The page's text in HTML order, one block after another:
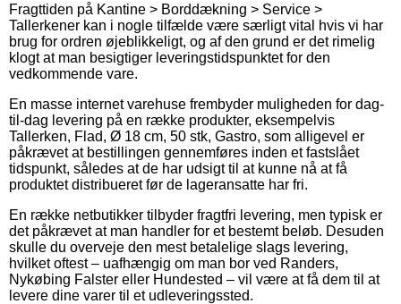
Fragttiden på Kantine > Borddækning > Service >
Tallerkener kan i nogle tilfælde være særligt vital hvis vi har
brug for ordren øjeblikkeligt, og af den grund er det rimelig
klogt at man besigtiger leveringstidspunktet for den
vedkommende vare.
En masse internet varehuse frembyder muligheden for dag-
til-dag levering på en række produkter, eksempelvis
Tallerken, Flad, Ø 18 cm, 50 stk, Gastro, som alligevel er
påkrævet at bestillingen gennemføres inden et fastslået
tidspunkt, således at de har udsigt til at kunne nå at få
produktet distribueret før de lageransatte har fri.
En række netbutikker tilbyder fragtfri levering, men typisk er
det påkrævet at man handler for et bestemt beløb. Desuden
skulle du overveje den mest betalelige slags levering,
hvilket oftest – uafhængig om man bor ved Randers,
Nykøbing Falster eller Hundested – vil være at få dem til at
levere dine varer til et udleveringssted.